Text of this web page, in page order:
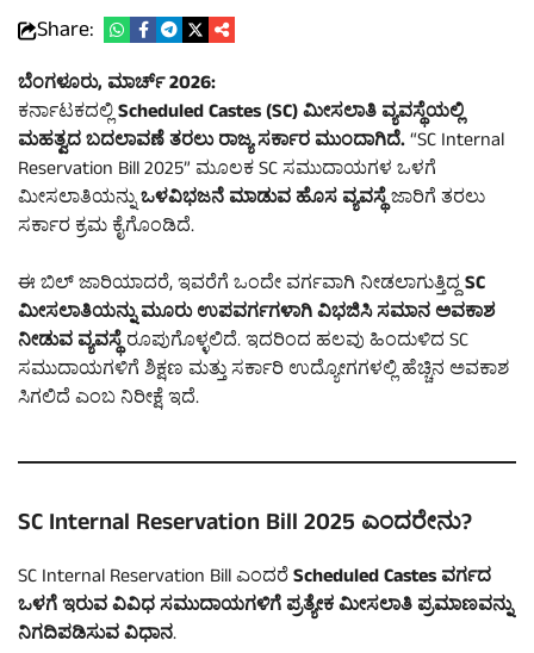
Share:
ಬೆಂಗಳೂರು, ಮಾರ್ಚ್ 2026:
ಕರ್ನಾಟಕದಲ್ಲಿScheduled Castes (SC) ಮೀಸಲಾತಿ ವ್ಯವಸ್ಥೆಯಲ್ಲಿ
ಮಹತ್ವದ ಬದಲಾವಣೆ ತರಲು ರಾಜ್ಯ ಸರ್ಕಾರ ಮುಂದಾಗಿದೆ.“SC Internal
Reservation Bill 2025” ಮೂಲಕ SC ಸಮುದಾಯಗಳ ಒಳಗೆ
ಮೀಸಲಾತಿಯನ್ನುಒಳವಿಭಜನೆ ಮಾಡುವ ಹೊಸ ವ್ಯವಸ್ಥೆಜಾರಿಗೆ ತರಲು
ಸರ್ಕಾರ ಕ್ರಮ ಕೈಗೊಂಡಿದೆ.
ಈ ಬಿಲ್ ಜಾರಿಯಾದರೆ, ಇವರೆಗೆ ಒಂದೇ ವರ್ಗವಾಗಿ ನೀಡಲಾಗುತ್ತಿದ್ದSC
ಮೀಸಲಾತಿಯನ್ನು ಮೂರು ಉಪವರ್ಗಗಳಾಗಿ ವಿಭಜಿಸಿ ಸಮಾನ ಅವಕಾಶ
ನೀಡುವ ವ್ಯವಸ್ಥೆರೂಪುಗೊಳ್ಳಲಿದೆ. ಇದರಿಂದ ಹಲವು ಹಿಂದುಳಿದ SC
ಸಮುದಾಯಗಳಿಗೆ ಶಿಕ್ಷಣ ಮತ್ತು ಸರ್ಕಾರಿ ಉದ್ಯೋಗಗಳಲ್ಲಿ ಹೆಚ್ಚಿನ ಅವಕಾಶ
ಸಿಗಲಿದೆ ಎಂಬ ನಿರೀಕ್ಷೆ ಇದೆ.
SC Internal Reservation Bill 2025 ಎಂದರೇನು?
SC Internal Reservation Bill ಎಂದರೆScheduled Castes ವರ್ಗದ
ಒಳಗೆ ಇರುವ ವಿವಿಧ ಸಮುದಾಯಗಳಿಗೆ ಪ್ರತ್ಯೇಕ ಮೀಸಲಾತಿ ಪ್ರಮಾಣವನ್ನು
ನಿಗದಿಪಡಿಸುವ ವಿಧಾನ.